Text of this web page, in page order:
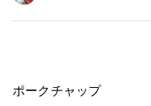
ポークチャップ